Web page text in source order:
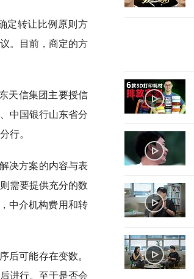
定转让比例原则方
。目前，商定的方
天信集团主要授信
中国银行山东省分
行。
决方案的内容与表
需要提供充分的数
中介机构费用和转
可能存在变数。
进行。至于是否会